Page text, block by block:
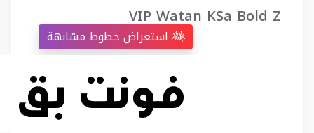
VIP Watan KSa Bold Z